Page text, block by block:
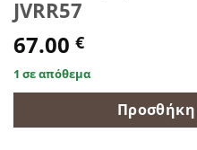
JVRR57
67.00 €
1 σε απόθεμα
Προσθήκη